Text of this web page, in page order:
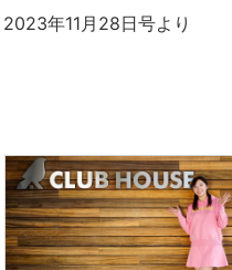
年11月28日号より